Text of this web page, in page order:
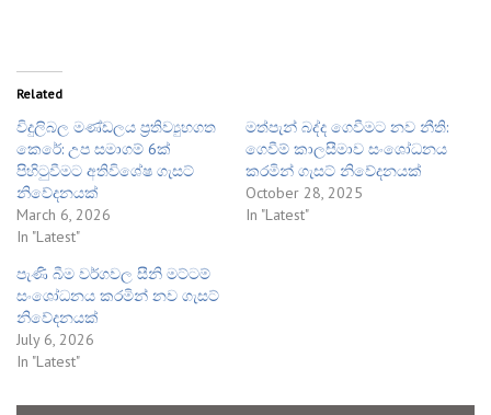
Related
විදුලිබල මණ්ඩලය ප්‍රතිව්‍යුහගත
කෙරේ: උප සමාගම් 6ක්
පිහිටුවීමට අතිවිශේෂ ගැසට්
නිවේදනයක්
March 6, 2026
In "Latest"
මත්පැන් බද්ද ගෙවීමට නව නීති:
ගෙවීම් කාලසීමාව සංශෝධනය
කරමින් ගැසට් නිවේදනයක්
October 28, 2025
In "Latest"
පැණි බීම වර්ගවල සීනි මට්ටම්
සංශෝධනය කරමින් නව ගැසට්
නිවේදනයක්
July 6, 2026
In "Latest"